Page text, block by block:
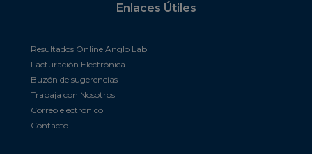
Enlaces Útiles
Resultados Online Anglo Lab
Facturación Electrónica
Buzón de sugerencias
Trabaja con Nosotros
Correo electrónico
Contacto